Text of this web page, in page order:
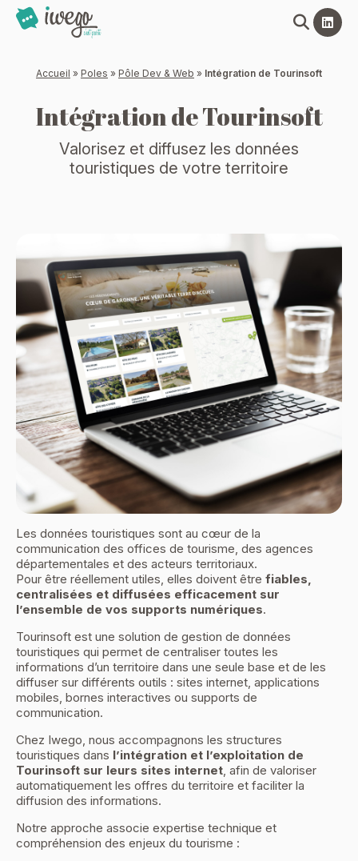
Accueil » Poles » Pôle Dev & Web » Intégration de Tourinsoft
Intégration de Tourinsoft
Valorisez et diffusez les données
touristiques de votre territoire
Les données touristiques sont au cœur de la
communication des offices de tourisme, des agences
départementales et des acteurs territoriaux.
Pour être réellement utiles, elles doivent être fiables,
centralisées et diffusées efficacement sur
l’ensemble de vos supports numériques.
Tourinsoft est une solution de gestion de données
touristiques qui permet de centraliser toutes les
informations d’un territoire dans une seule base et de les
diffuser sur différents outils : sites internet, applications
mobiles, bornes interactives ou supports de
communication.
Chez Iwego, nous accompagnons les structures
touristiques dans l’intégration et l’exploitation de
Tourinsoft sur leurs sites internet, afin de valoriser
automatiquement les offres du territoire et faciliter la
diffusion des informations.
Notre approche associe expertise technique et
compréhension des enjeux du tourisme :
Panneau de gestion des cookies